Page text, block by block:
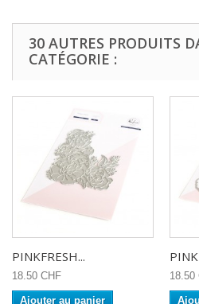
30 AUTRES PRODUITS
CATÉGORIE :
PINKFRESH...
18.50 CHF
Ajouter au panier
18.50